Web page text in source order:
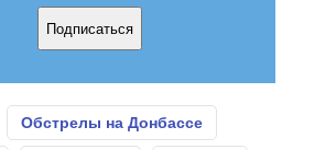
Подписаться
Обстрелы на Донбассе